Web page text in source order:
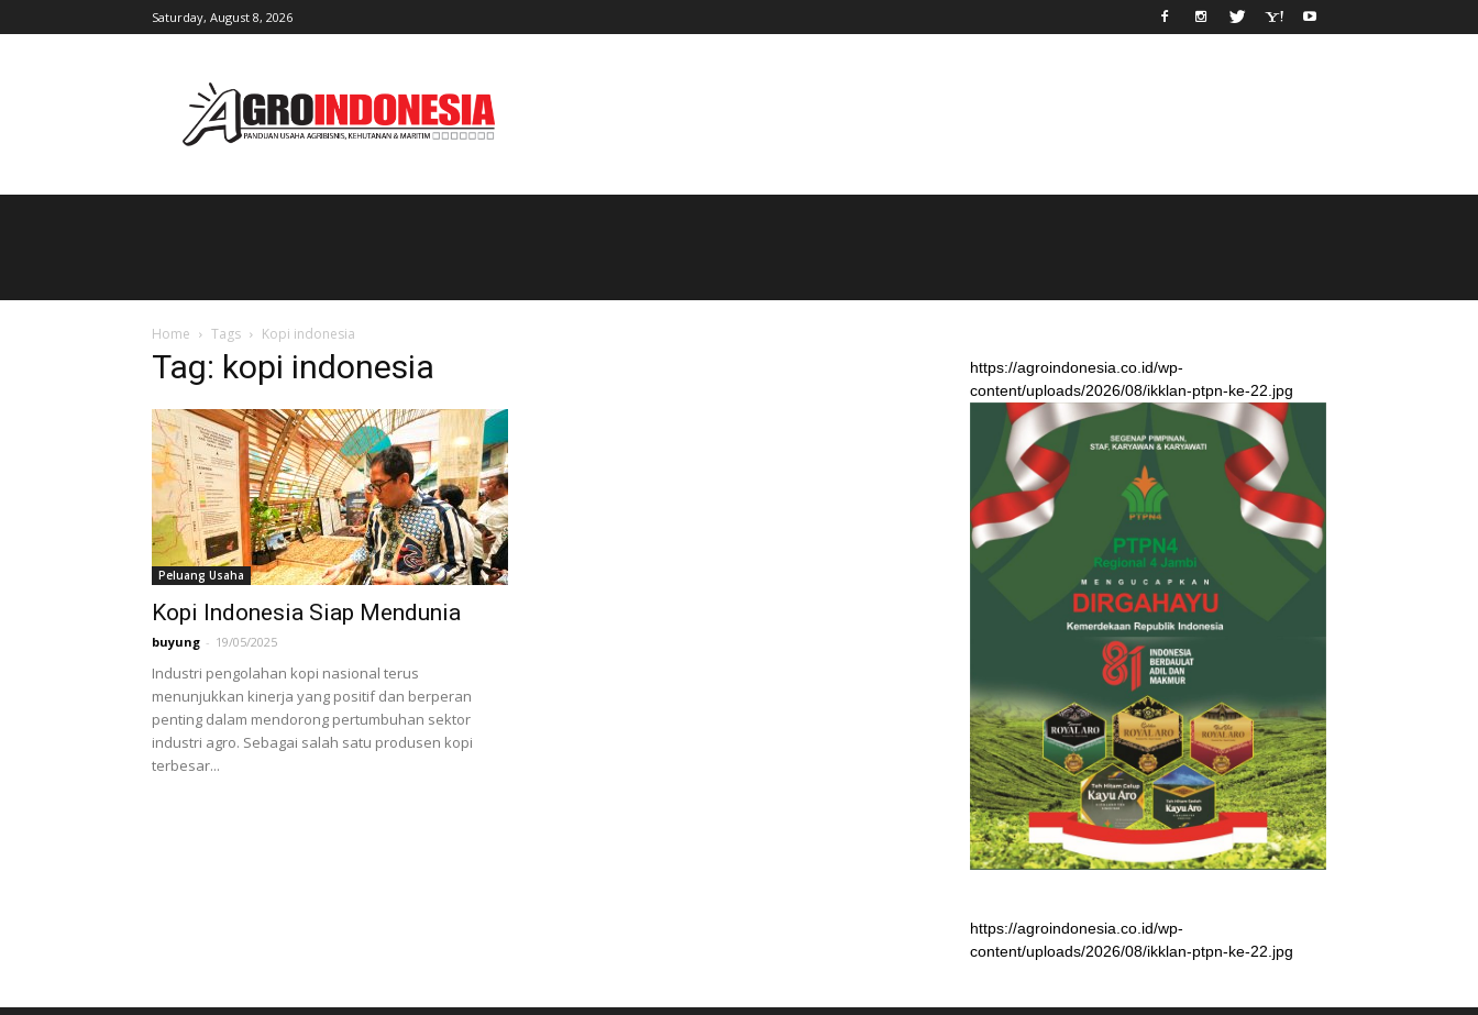
Saturday, August 8, 2026
Home Tags Kopi indonesia
Tag: kopi indonesia
Peluang Usaha
Kopi Indonesia Siap Mendunia
buyung - 19/05/2025
Industri pengolahan kopi nasional terus
menunjukkan kinerja yang positif dan berperan
penting dalam mendorong pertumbuhan sektor
industri agro. Sebagai salah satu produsen kopi
terbesar...
https://agroindonesia.co.id/wp-
content/uploads/2026/08/ikklan-ptpn-ke-22.jpg
https://agroindonesia.co.id/wp-
content/uploads/2026/08/ikklan-ptpn-ke-22.jpg